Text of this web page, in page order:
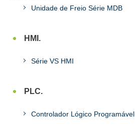
Unidade de Freio Série MDB
HMI.
Série VS HMI
PLC.
Controlador Lógico Programável